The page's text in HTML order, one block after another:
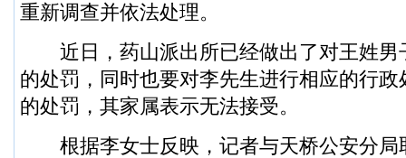
重新调查并依法处理。
近日，药山派出所已经做出了对王姓男
的处罚，同时也要对李先生进行相应的行
的处罚，其家属表示无法接受。
根据李女士反映，记者与天桥公安分局